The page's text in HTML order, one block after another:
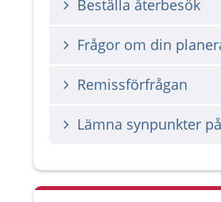
Beställa återbesök
Remissförfrågan
Lämna synpunkter